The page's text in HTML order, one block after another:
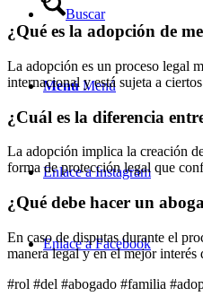
Buscar
Menú Menú
Enlace a Instagram
Enlace a Facebook
¿Qué es la adopción de
La adopción es un proceso legal
internacional y está sujeta a
¿Cuál es la diferencia
La adopción implica la creación
forma de protección legal que
¿Qué debe hacer un
En caso de disputas durante el
manera legal y en el mejor
#rol #del #abogado #familia